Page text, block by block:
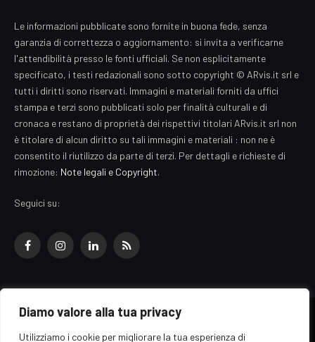
Diamo valore alla tua privacy
Utilizziamo i cookie per migliorare la tua esperienza di
Le informazioni pubblicate sono fornite in buona fede, senza
garanzia di correttezza o aggiornamento: si invita a verificarne
l'attendibilità presso le fonti ufficiali. Se non esplicitamente
specificato, i testi redazionali sono sotto copyright © ARvis.it srl e
tutti i diritti sono riservati. Immagini e materiali forniti da uffici
stampa e terzi sono pubblicati solo per finalità culturali e di
cronaca e restano di proprietà dei rispettivi titolari ARvis.it srl non
è titolare di alcun diritto su tali immagini e materiali : non ne è
consentito il riutilizzo da parte di terzi. Per dettagli e richieste di
rimozione: Note legali e Copyright.
Seguici su:
FacebookInstagramLinkedInRSS
© 2026 EZ Rome Designed by ARvis.it